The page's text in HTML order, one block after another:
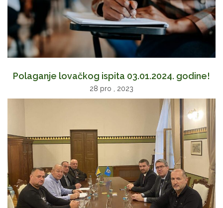
Polaganje lovačkog ispita 03.01.2024. godine!
28 pro , 2023